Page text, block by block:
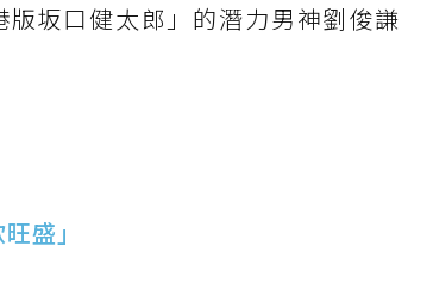
坂口健太郎」的潛力男神劉俊謙
盛」